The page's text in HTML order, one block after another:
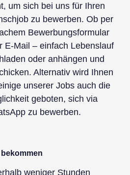
um sich bei uns für Ihren
zu bewerben. Ob per
Bewerbungsformular
E-Mail – einfach Lebenslauf
oder anhängen und
Alternativ wird Ihnen
unserer Jobs auch die
geboten, sich via
zu bewerben.
weniger Stunden